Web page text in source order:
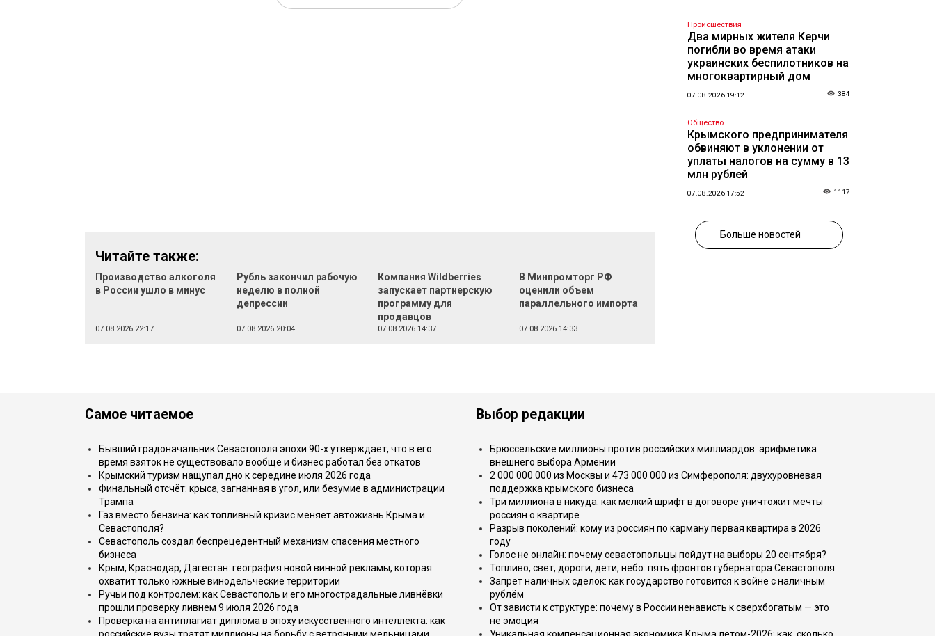
Читайте также:
Производство алкоголя
в России ушло в минус
07.08.2026 22:17
Рубль закончил рабочую
неделю в полной
депрессии
07.08.2026 20:04
Компания Wildberries
запускает партнерскую
программу для
продавцов
07.08.2026 14:37
В Минпромторг РФ
оценили объем
параллельного импорта
07.08.2026 14:33
Происшествия
Два мирных жителя Керчи
погибли во время атаки
украинских беспилотников на
многоквартирный дом
07.08.2026 19:12 384
Общество
Крымского предпринимателя
обвиняют в уклонении от
уплаты налогов на сумму в 13
млн рублей
07.08.2026 17:52 1117
Больше новостей
Самое читаемое
Бывший градоначальник Севастополя эпохи 90-х утверждает, что в его
время взяток не существовало вообще и бизнес работал без откатов
Крымский туризм нащупал дно к середине июля 2026 года
Финальный отсчёт: крыса, загнанная в угол, или безумие в администрации
Трампа
Газ вместо бензина: как топливный кризис меняет автожизнь Крыма и
Севастополя?
Севастополь создал беспрецедентный механизм спасения местного
бизнеса
Крым, Краснодар, Дагестан: география новой винной рекламы, которая
охватит только южные винодельческие территории
Ручьи под контролем: как Севастополь и его многострадальные ливнёвки
прошли проверку ливнем 9 июля 2026 года
Проверка на антиплагиат диплома в эпоху искусственного интеллекта: как
Выбор редакции
Брюссельские миллионы против российских миллиардов: арифметика
внешнего выбора Армении
2 000 000 000 из Москвы и 473 000 000 из Симферополя: двухуровневая
поддержка крымского бизнеса
Три миллиона в никуда: как мелкий шрифт в договоре уничтожит мечты
россиян о квартире
Разрыв поколений: кому из россиян по карману первая квартира в 2026
году
Голос не онлайн: почему севастопольцы пойдут на выборы 20 сентября?
Топливо, свет, дороги, дети, небо: пять фронтов губернатора Севастополя
Запрет наличных сделок: как государство готовится к войне с наличным
рублём
От зависти к структуре: почему в России ненависть к сверхбогатым — это
не эмоция